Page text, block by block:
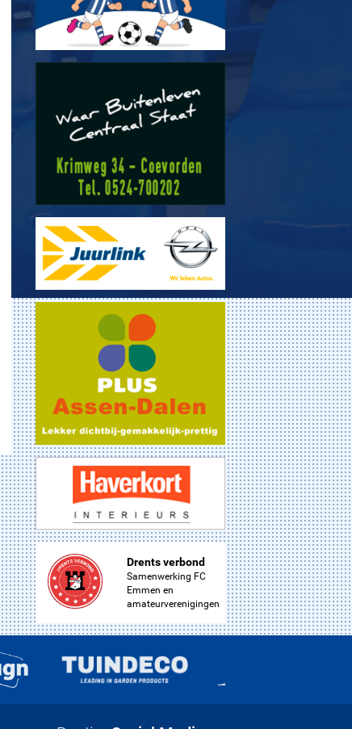
Drents verbond
Samenwerking FC
Emmen en
amateurverenigingen